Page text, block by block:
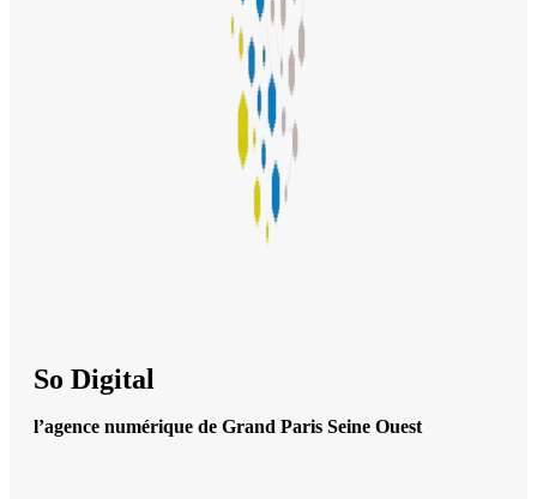
So Digital
l’agence numérique de Grand Paris Seine Ouest